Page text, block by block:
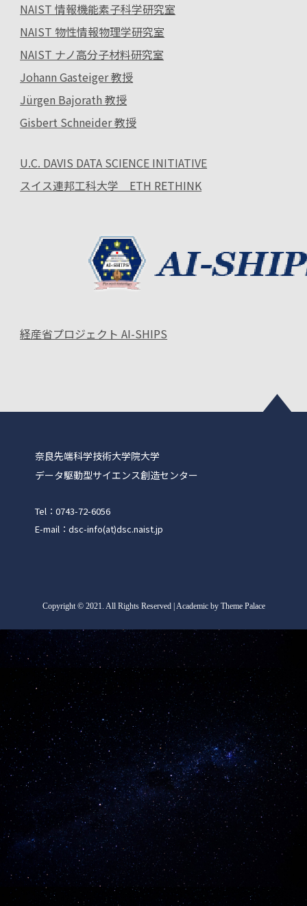
NAIST 情報機能素子科学研究室
NAIST 物性情報物理学研究室
NAIST ナノ高分子材料研究室
Johann Gasteiger 教授
Jürgen Bajorath 教授
Gisbert Schneider 教授
U.C. DAVIS DATA SCIENCE INITIATIVE
スイス連邦工科大学 ETH RETHINK
経産省プロジェクト AI-SHIPS
奈良先端科学技術大学院大学
データ駆動型サイエンス創造センター
Tel：0743-72-6056
E-mail：dsc-info(at)dsc.naist.jp
Copyright©2021. All Rights Reserved | Academic by Theme Palace